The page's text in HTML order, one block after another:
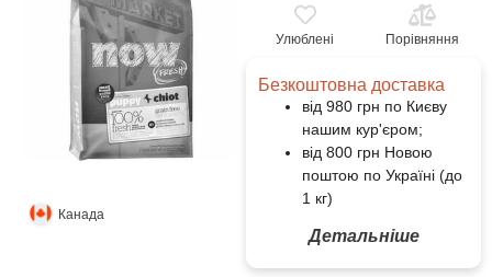
Канада
Улюблені Порівняння
Безкоштовна доставка
від 980 грн по Києву
нашим кур'єром;
від 800 грн Новою
поштою по Україні (до
1 кг)
Детальніше